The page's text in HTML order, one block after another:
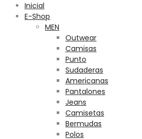
Inicial
E-Shop
MEN
Outwear
Camisas
Punto
Sudaderas
Americanas
Pantalones
Jeans
Camisetas
Bermudas
Polos